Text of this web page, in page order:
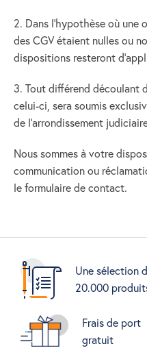
2. Dans l’hypothèse où
des CGV étaient nulles ou
dispositions resteront
3. Tout différend découlant
celui-ci, sera soumis
de l’arrondissement
Nous sommes à votre
communication ou
le formulaire de contact.
Une sélection
20.000
Frais de port
gratuit